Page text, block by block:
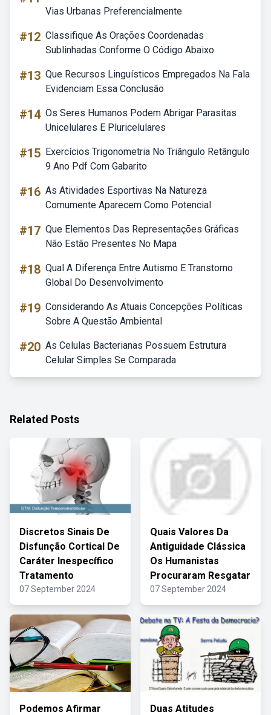
Vias Urbanas Preferencialmente
#12 Classifique As Orações Coordenadas
Sublinhadas Conforme O Código Abaixo
#13 Que Recursos Linguísticos Empregados Na Fala
Evidenciam Essa Conclusão
#14 Os Seres Humanos Podem Abrigar Parasitas
Unicelulares E Pluricelulares
#15 Exercícios Trigonometria No Triângulo Retângulo
9 Ano Pdf Com Gabarito
#16 As Atividades Esportivas Na Natureza
Comumente Aparecem Como Potencial
#17 Que Elementos Das Representações Gráficas
Não Estão Presentes No Mapa
#18 Qual A Diferença Entre Autismo E Transtorno
Global Do Desenvolvimento
#19 Considerando As Atuais Concepções Políticas
Sobre A Questão Ambiental
#20 As Celulas Bacterianas Possuem Estrutura
Celular Simples Se Comparada
Related Posts
Discretos Sinais De
Disfunção Cortical De
Caráter Inespecífico
Tratamento
07 September 2024
Quais Valores Da
Antiguidade Clássica
Os Humanistas
Procuraram Resgatar
07 September 2024
Podemos Afirmar Duas Atitudes